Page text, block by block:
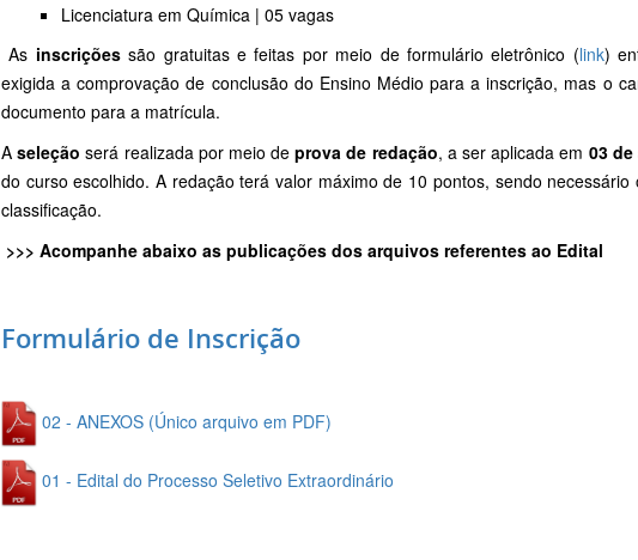
Licenciatura em Química | 05 vagas
As inscriçõessão gratuitas e feitas por meio de formulário eletrônico (link)
exigida a comprovação de conclusão do Ensino Médio para a inscrição, mas o
documento para a matrícula.
Aseleção será realizada por meio deprova de redação, a ser aplicada em 03
do curso escolhido. A redação terá valor máximo de 10 pontos, sendo
classificação.
>>> Acompanhe abaixo as publicações dos arquivos referentes ao Edital
Formulário de Inscrição
02 - ANEXOS (Único arquivo em PDF)
01 - Edital do Processo Seletivo Extraordinário